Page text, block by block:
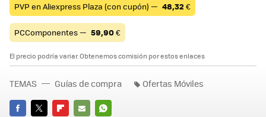
PVP en Aliexpress Plaza (con cupón) — 48,32 €
PCComponentes — 59,90€
El precio podría variar. Obtenemos comisión por estos enlaces
TEMAS Guías de compra Ofertas Móviles